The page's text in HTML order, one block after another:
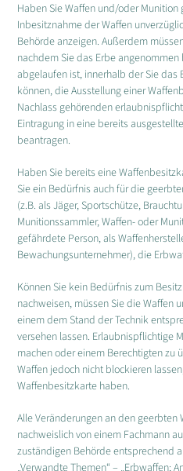
Haben Sie Waffen und/oder
Inbesitznahme der Waffen
Behörde anzeigen. Außerdem
nachdem Sie das Erbe
abgelaufen ist, innerhalb der Sie das
können, die Ausstellung einer
Nachlass gehörenden
Eintragung in eine bereits
beantragen.
Haben Sie bereits eine
Sie ein Bedürfnis auch für die
(z.B. als Jäger, Sportschütze,
Munitionssammler, Waffen- oder
gefährdete Person, als
Bewachungsunternehmer), die
Können Sie kein Bedürfnis zum
nachweisen, müssen Sie die Waffen
einem dem Stand der Technik
versehen lassen. Erlaubnispflichtige
machen oder einem Berechtigten zu
Waffen jedoch nicht blockieren
Waffenbesitzkarte haben.
Alle Veränderungen an den geerbten
nachweislich von einem Fachmann
zuständigen Behörde entsprechend
„Verwandte Themen“ – „Erbwaffen;